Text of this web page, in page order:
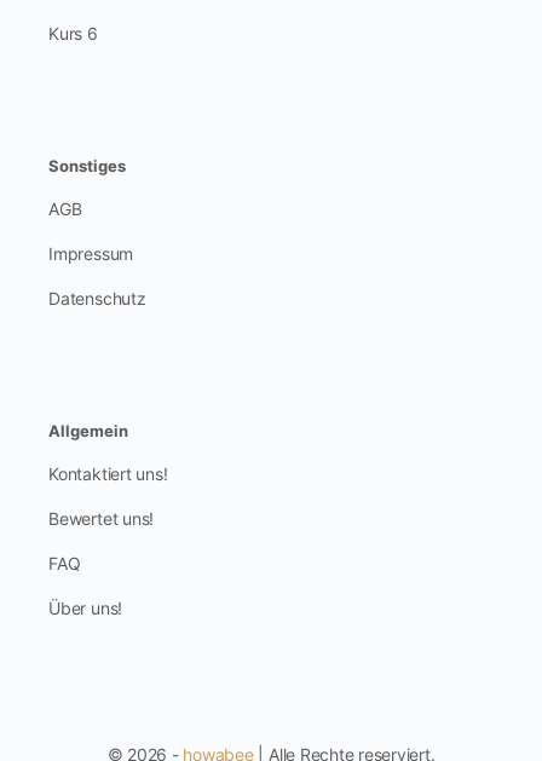
Kurs 6
Sonstiges
AGB
Impressum
Datenschutz
Allgemein
Kontaktiert uns!
Bewertet uns!
FAQ
Über uns!
© 2026 - howabee| Alle Rechte reserviert.